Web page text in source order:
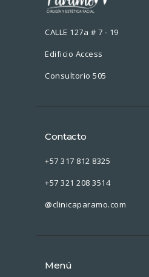
CALLE 127a # 7 - 19
Edificio Access
Consultorio 505
Contacto
+57 317 812 8325
+57 321 208 3514
@clinicaparamo.com
Menú